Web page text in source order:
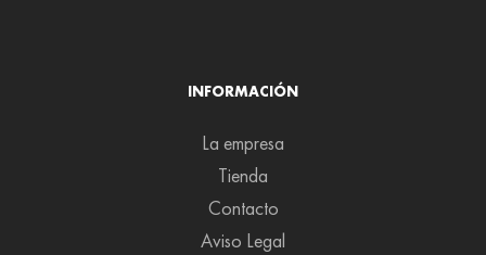
INFORMACIÓN
La empresa
Tienda
Contacto
Aviso Legal